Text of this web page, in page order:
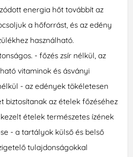
energia hőt továbbít az
a hőforrást, és az edény
használható.
- főzés zsír nélkül, az
vitaminok és ásványi
- az edények tökéletesen
biztosítanak az ételek főzéséhez
ételek természetes ízének
- a tartályok külső és belső
tulajdonságokkal